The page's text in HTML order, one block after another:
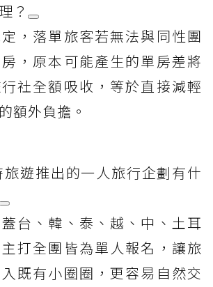
？
，落單旅客若無法與同性團
，原本可能產生的單房差將
社全額吸收，等於直接減輕
額外負擔。
旅遊推出的一人旅行企劃有什
台、韓、泰、越、中、土耳
打全團皆為單人報名，讓旅
既有小圈圈，更容易自然交